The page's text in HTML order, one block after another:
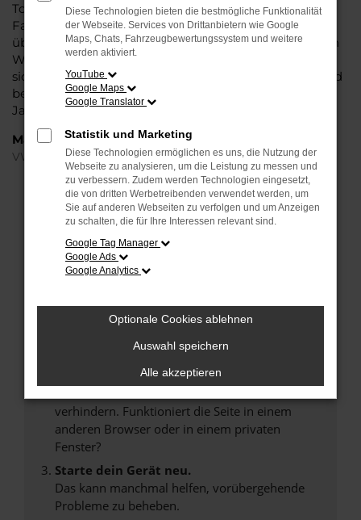
Touareg Gebrauchtwagen für Paderborn ist ein
Fahrzeug, wie es kompletter nicht sein könnte und
überzeugt durch Langlebigkeit und einen sehr soliden
Werterhalt. Bei Steinböhmer kommt hinzu, dass Sie
sich über einen preislichen Nachlass freuen dürfen und
beim Kauf auf ein Unternehmen mit mehr als 80
Jahren Erfahrung setzen.
Marken
VW
FEHLER: NETWORK ERROR
Hier sind ein paar Tipps, die dir helfen können:
Überprüfe deine Firewall und deine
Laden andere Webseiten, zum Beispiel deine
Prüfe deine Browsererweiterungen.
Manche Erweiterungen, wie Werbeblocker,
verhindern. Funktioniert die Seite in einem
anderen Browser oder in einem privaten
Fenster?
Starte dein Gerät neu.
Das kann manchmal helfen, vorübergehende
Probleme zu beheben.
Diese Technologien bieten die bestmögliche Funktionalität
der Webseite. Services von Drittanbietern wie Google
Maps, Chats, Fahrzeugbewertungssystem und weitere
werden aktiviert.
YouTube
Google Maps
Google Translator
Statistik und Marketing
Diese Technologien ermöglichen es uns, die Nutzung der
Webseite zu analysieren, um die Leistung zu messen und
zu verbessern. Zudem werden Technologien eingesetzt,
die von dritten Werbetreibenden verwendet werden, um
Sie auf anderen Webseiten zu verfolgen und um Anzeigen
zu schalten, die für Ihre Interessen relevant sind.
Google Tag Manager
Google Ads
Google Analytics
Optionale Cookies ablehnen
Auswahl speichern
Alle akzeptieren